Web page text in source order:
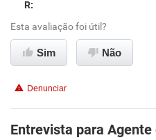
Esta avaliação foi útil?
Sim Não
Denunciar
Entrevista para